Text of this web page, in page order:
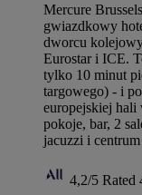
Mercure
gwiazdkowy
dworcu
Eurostar i ICE.
tylko 10 minut
targowego) - i
europejskiej hali
pokoje, bar, 2
jacuzzi i
4,2/5 Rated